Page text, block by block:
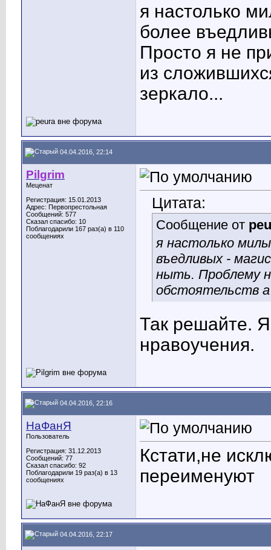
я настолько
более
Просто я не
из
зеркало...
04.04.2016, 22:14
Pilgrim
Меценат
Регистрация: 15.01.2013
Адрес: Первопрестольная
Сообщений: 577
Сказал спасибо: 10
Поблагодарили 167 раз(а) в 110
сообщениях
Цитата:
Сообщение от
я настолько
въедливых -
ныть. Проблему
обстоятельств а
Так решайте.
нравоучения.
04.04.2016, 22:16
НаФанЯ
Пользователь
Регистрация: 31.12.2013
Сообщений: 77
Сказал спасибо: 92
Поблагодарили 19 раз(а) в 13
сообщениях
Кстати,не
переименуют
04.04.2016, 22:17